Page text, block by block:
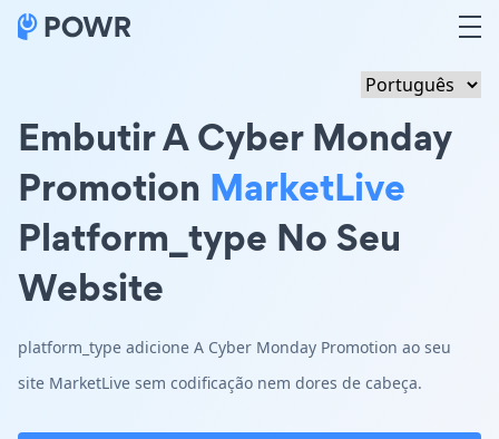
Embutir A Cyber Monday
Promotion MarketLive
Platform_type No Seu
Website
platform_type adicione A Cyber Monday Promotion ao seu
site MarketLive sem codificação nem dores de cabeça.